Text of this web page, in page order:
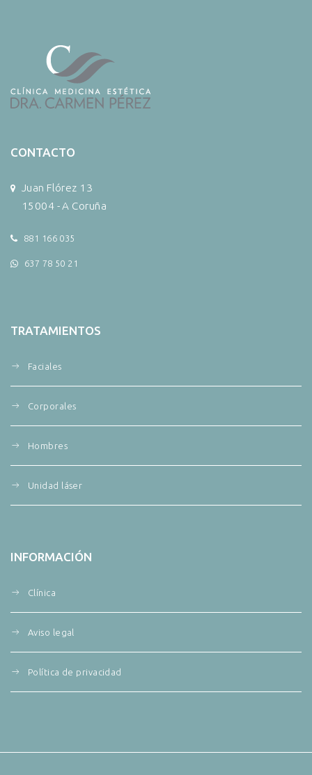
CONTACTO
Juan Flórez 13
15004 - A Coruña
881 166 035
637 78 50 21
TRATAMIENTOS
Faciales
Corporales
Hombres
Unidad láser
INFORMACIÓN
Clínica
Aviso legal
Política de privacidad